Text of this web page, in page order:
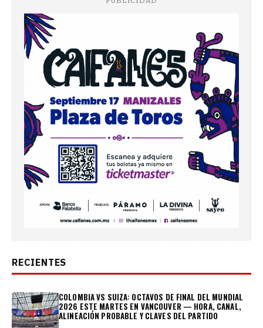
RECIENTES
COLOMBIA VS SUIZA: OCTAVOS DE FINAL DEL MUNDIAL
2026 ESTE MARTES EN VANCOUVER — HORA, CANAL,
ALINEACIÓN PROBABLE Y CLAVES DEL PARTIDO